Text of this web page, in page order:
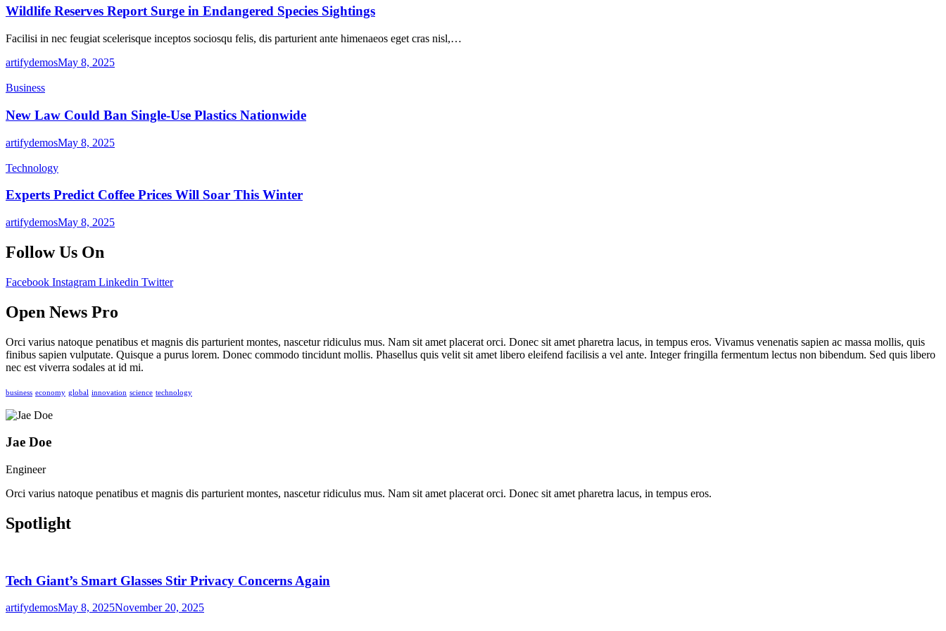
Wildlife Reserves Report Surge in Endangered Species Sightings
Facilisi in nec feugiat scelerisque inceptos sociosqu felis, dis parturient ante himenaeos eget cras nisl,…
artifydemosMay 8, 2025
Business
New Law Could Ban Single-Use Plastics Nationwide
artifydemosMay 8, 2025
Technology
Experts Predict Coffee Prices Will Soar This Winter
artifydemosMay 8, 2025
Follow Us On
Facebook Instagram Linkedin Twitter
Open News Pro
Orci varius natoque penatibus et magnis dis parturient montes, nascetur ridiculus mus. Nam sit amet placerat orci. Donec sit amet pharetra lacus, in tempus eros. Vivamus venenatis sapien ac massa mollis, quis
finibus sapien vulputate. Quisque a purus lorem. Donec commodo tincidunt mollis. Phasellus quis velit sit amet libero eleifend facilisis a vel ante. Integer fringilla fermentum lectus non bibendum. Sed quis libero
nec est viverra sodales at id mi.
business economy global innovation science technology
Jae Doe
Engineer
Orci varius natoque penatibus et magnis dis parturient montes, nascetur ridiculus mus. Nam sit amet placerat orci. Donec sit amet pharetra lacus, in tempus eros.
Spotlight
Tech Giant’s Smart Glasses Stir Privacy Concerns Again
artifydemosMay 8, 2025November 20, 2025